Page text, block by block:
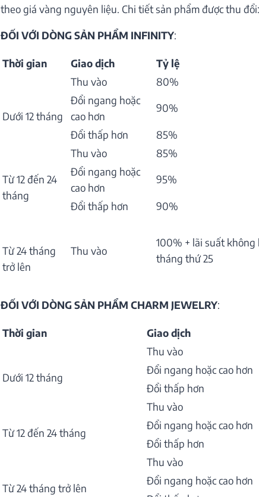
theo giá vàng nguyên liệu. Chi tiết sản phẩm được thu đổi:
ĐỐI VỚI DÒNG SẢN PHẨM INFINITY:
Thời gian Giao dịch Tỷ lệ
Dưới 12 tháng
Thu vào
80%
Đổi ngang hoặc
cao hơn
90%
Đổi thấp hơn 85%
Từ 12 đến 24
tháng
Thu vào
85%
Đổi ngang hoặc
cao hơn
95%
Đổi thấp hơn 90%
Từ 24 tháng
trở lên
Thu vào
100% + lãi suất không
tháng thứ 25
ĐỐI VỚI DÒNG SẢN PHẨM CHARM JEWELRY:
Thời gian Giao dịch
Dưới 12 tháng
Thu vào
Đổi ngang hoặc cao hơn
Đổi thấp hơn
Từ 12 đến 24 tháng
Thu vào
Đổi ngang hoặc cao hơn
Đổi thấp hơn
Từ 24 tháng trở lên
Thu vào
Đổi ngang hoặc cao hơn